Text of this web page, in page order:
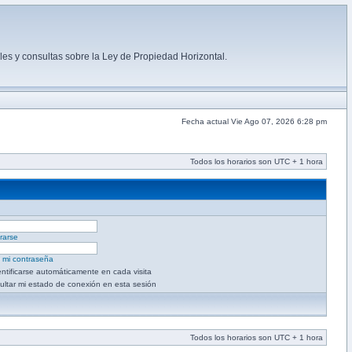
y consultas sobre la Ley de Propiedad Horizontal.
Fecha actual Vie Ago 07, 2026 6:28 pm
Todos los horarios son UTC + 1 hora
mi contraseña
automáticamente en cada visita
mi estado de conexión en esta sesión
Todos los horarios son UTC + 1 hora